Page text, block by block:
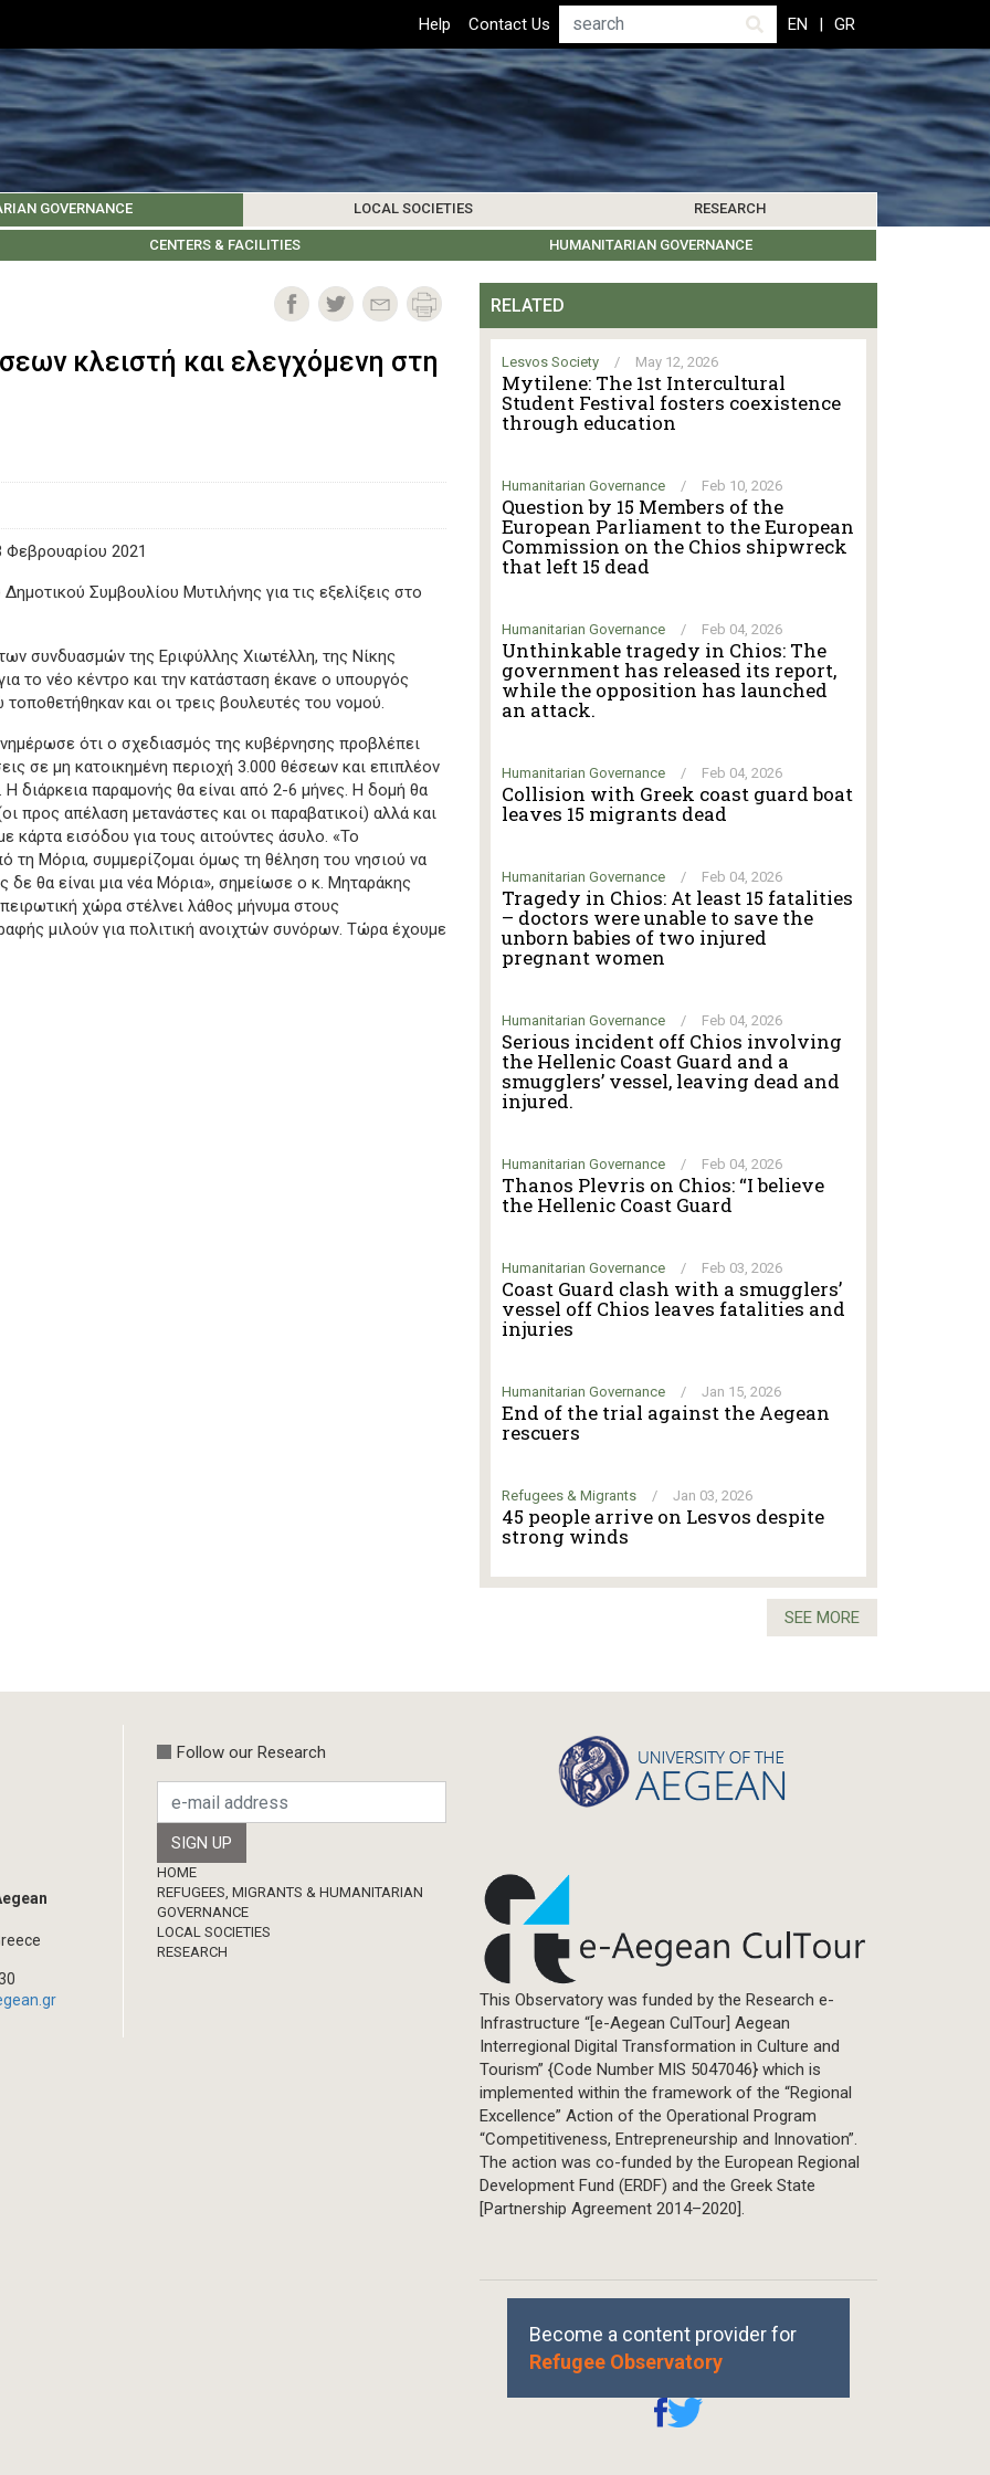
Top
Header
Menu
Help Contact Us Search EN GR
UPDATES EVENTS
GOVERNANCE
CENTERS & FACILITIES HUMANITARIAN GOVERNANCE
LOCAL SOCIETIES
SAMOS SOCIETY LEROS SOCIETY OTHER ISLANDS
RESEARCH
FOREIGN INSTITUTIONS BIBLIOGRAPHY RESEARCH UPDATES
κλειστή και ελεγχόμενη στη
Φεβρουαρίου 2021
Συμβουλίου Μυτιλήνης για τις εξελίξεις στο
συνδυασμών της Εριφύλλης Χιωτέλλη, της Νίκης
το νέο κέντρο και την κατάσταση έκανε ο υπουργός
και οι τρεις βουλευτές του νομού.
ότι ο σχεδιασμός της κυβέρνησης προβλέπει
σε μη κατοικημένη περιοχή 3.000 θέσεων και επιπλέον
διάρκεια παραμονής θα είναι από 2-6 μήνες. Η δομή θα
προς απέλαση μετανάστες και οι παραβατικοί) αλλά και
κάρτα εισόδου για τους αιτούντες άσυλο. «Το
τη Μόρια, συμμερίζομαι όμως τη θέληση του νησιού να
δε θα είναι μια νέα Μόρια», σημείωσε ο κ. Μηταράκης
χώρα στέλνει λάθος μήνυμα στους
μιλούν για πολιτική ανοιχτών συνόρων. Τώρα έχουμε
RELATED
Lesvos Society / May 12, 2026
Mytilene: The 1st Intercultural
Student Festival fosters coexistence
through education
Humanitarian Governance / Feb 10, 2026
Question by 15 Members of the
European Parliament to the European
Commission on the Chios shipwreck
that left 15 dead
Humanitarian Governance / Feb 04, 2026
Unthinkable tragedy in Chios: The
government has released its report,
while the opposition has launched
an attack.
Humanitarian Governance / Feb 04, 2026
Collision with Greek coast guard boat
leaves 15 migrants dead
Humanitarian Governance / Feb 04, 2026
Tragedy in Chios: At least 15 fatalities
– doctors were unable to save the
unborn babies of two injured
pregnant women
Humanitarian Governance / Feb 04, 2026
Serious incident off Chios involving
the Hellenic Coast Guard and a
smugglers’ vessel, leaving dead and
injured.
Humanitarian Governance / Feb 04, 2026
Thanos Plevris on Chios: “I believe
the Hellenic Coast Guard
Humanitarian Governance / Feb 03, 2026
Coast Guard clash with a smugglers’
vessel off Chios leaves fatalities and
injuries
Humanitarian Governance / Jan 15, 2026
End of the trial against the Aegean
rescuers
Refugees & Migrants / Jan 03, 2026
45 people arrive on Lesvos despite
strong winds
SEE MORE
Follow our Research
Footer
HOME
REFUGEES, MIGRANTS & HUMANITARIAN
GOVERNANCE
LOCAL SOCIETIES
RESEARCH
This Observatory was funded by the Research e-
Infrastructure “[e-Aegean CulTour] Aegean
Interregional Digital Transformation in Culture and
Tourism” {Code Number MIS 5047046} which is
implemented within the framework of the “Regional
Excellence” Action of the Operational Program
“Competitiveness, Entrepreneurship and Innovation”.
The action was co-funded by the European Regional
Development Fund (ERDF) and the Greek State
[Partnership Agreement 2014–2020].
Become a content provider for
Refugee Observatory